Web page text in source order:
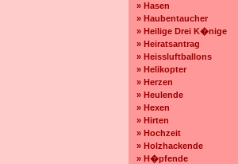
» Hasen
» Haubentaucher
» Heilige Drei K�nige
» Heiratsantrag
» Heissluftballons
» Helikopter
» Herzen
» Heulende
» Hexen
» Hirten
» Hochzeit
» Holzhackende
» H�pfende